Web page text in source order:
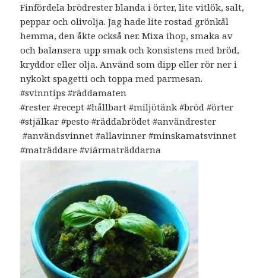
Finfördela brödrester blanda i örter, lite vitlök, salt,
peppar och olivolja. Jag hade lite rostad grönkål
hemma, den åkte också ner. Mixa ihop, smaka av
och balansera upp smak och konsistens med bröd,
kryddor eller olja. Använd som dipp eller rör ner i
nykokt spagetti och toppa med parmesan.
#svinntips #räddamaten
#rester #recept #hållbart #miljötänk #bröd #örter
#stjälkar #pesto #räddabrödet #användrester
#användsvinnet #allavinner #minskamatsvinnet
#maträddare #viärmaträddarna